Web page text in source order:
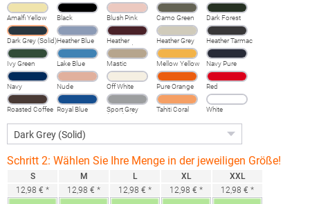
Amalfi Yellow Black Blush Pink Camo Green Dark Forest
Dark Grey (Solid)Heather Blue
Heather
Burgundy
Heather Grey
Fog
Heather Tarmac
Ivy Green Lake Blue Mastic Mellow Yellow Navy Pure
Navy Nude Off White Pure Orange Red
Roasted Coffee Royal Blue
Sport Grey
(Heather)
Tahiti Coral White
Schritt 2: Wählen Sie Ihre Menge in der jeweiligen Größe!
S
12,98 € *
M
12,98 € *
L
12,98 € *
XL
12,98 € *
XXL
12,98 € *